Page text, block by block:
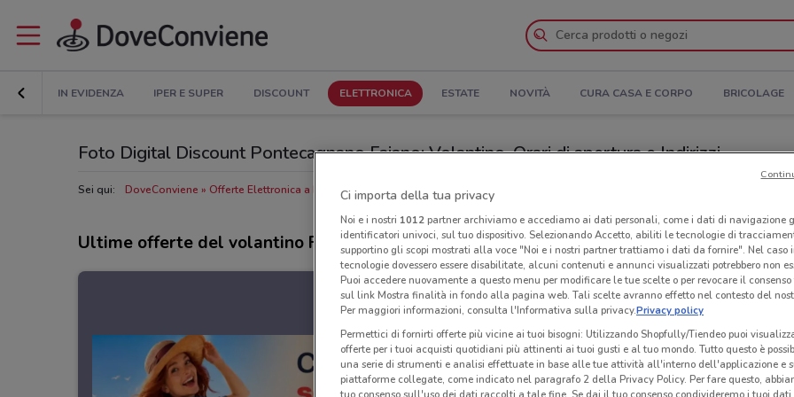
IN EVIDENZA IPER E SUPER DISCOUNT ELETTRONICA ESTATE NOVITÀ CURA CASA E CORPO BRICOLAGE
Foto Digital Discount Pontecagnano Faiano: Volantino, Orari di apertura e Indirizzi
Sei qui: DoveConviene Offerte Elettronica a Pontecagnano Faiano Negozi Foto Digital Discount a Pontecagnano Faiano
Ultime offerte del volantino Foto Digital Discount
Ci importa della tua privacy
Noi e i nostri 1012partner archiviamo e accediamo ai dati personali, come i dati di navigazione
identificatori univoci, sul tuo dispositivo. Selezionando Accetto, abiliti le tecnologie di
supportino gli scopi mostrati alla voce "Noi e i nostri partner trattiamo i dati da fornire". Nel caso
tecnologie dovessero essere disabilitate, alcuni contenuti e annunci visualizzati potrebbero non
Puoi accedere nuovamente a questo menu per modificare le tue scelte o per revocare il
sul link Mostra finalità in fondo alla pagina web. Tali scelte avranno effetto nel contesto del
Per maggiori informazioni, consulta l'Informativa sulla privacy.Privacy policy
Permettici di fornirti offerte più vicine ai tuoi bisogni: Utilizzando Shopfully/Tiendeo puoi
offerte per i tuoi acquisti quotidiani più attinenti ai tuoi gusti e al tuo mondo. Tutto questo è
una serie di strumenti e analisi effettuate in base alle tue attività all'interno dell'applicazione e
piattaforme collegate, come indicato nel paragrafo 2 della Privacy Policy. Per fare questo,
tuo consenso sull'uso dei dati raccolti a tale fine. Se dai il tuo consenso condivideremo i tuoi dati